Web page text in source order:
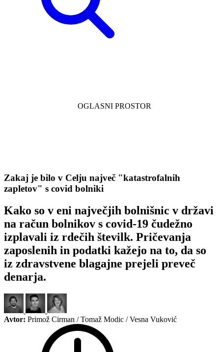
Zakaj je bilo v Celju največ "katastrofalnih
zapletov" s covid bolniki
Kako so v eni največjih bolnišnic v državi
na račun bolnikov s covid-19 čudežno
izplavali iz rdečih številk. Pričevanja
zaposlenih in podatki kažejo na to, da so
iz zdravstvene blagajne prejeli preveč
denarja.
Avtor: Primož Cirman / Tomaž Modic / Vesna Vuković